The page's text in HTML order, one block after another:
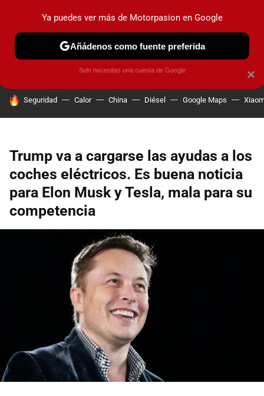
PRUEBAS COCHES ELÉCTRICOS OBSERVATORIO
HOY SE HABLA DE
Seguridad Calor China Diésel Google Maps
Trump va a cargarse las ayudas a los
coches eléctricos. Es buena noticia
para Elon Musk y Tesla, mala para su
competencia
×
Ya puedes ver más de Motorpasion en Google
Añádenos como fuente preferida
Solo necesitas una cuenta de Google